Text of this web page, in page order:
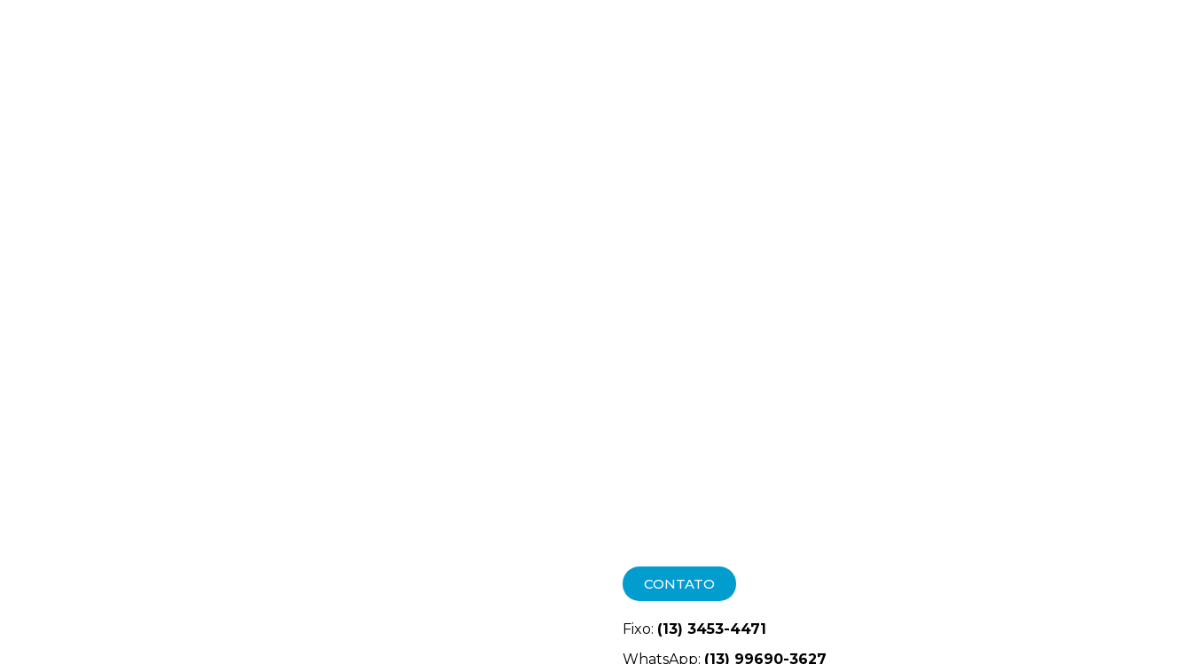
CONTATO
Fixo: (13) 3453-4471
WhatsApp: (13) 99690-3627